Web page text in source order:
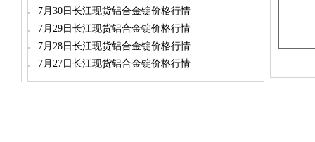
7月30日长江现货铝合金锭价格行情
7月29日长江现货铝合金锭价格行情
7月28日长江现货铝合金锭价格行情
7月27日长江现货铝合金锭价格行情